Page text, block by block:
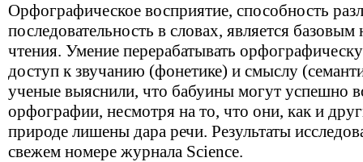
Орфографическое восприятие, способность
последовательность в словах, является
чтения. Умение перерабатывать
доступ к звучанию (фонетике) и смыслу
ученые выяснили, что бабуины могут успешно
орфографии, несмотря на то, что они, как и
природе лишены дара речи. Результаты
свежем номере журнала Science.